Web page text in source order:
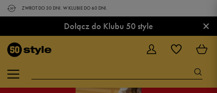
ZWROT DO 30 DNI. W KLUBIE DO 60 DNI.
Dołącz do Klubu 50 style ×